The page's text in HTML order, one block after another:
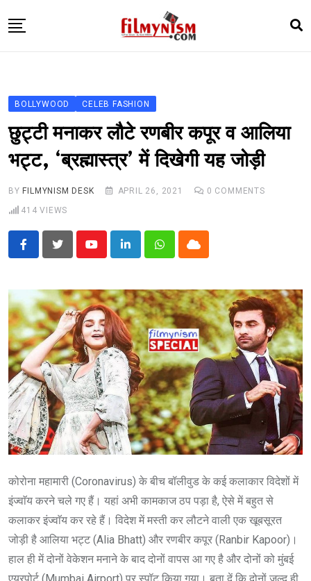
to
TELEVISION
BHOJPURI
NEWS ABTAK
STARRY SIDES
BOLLYWOOD CELEB FASHION
छुट्टी मनाकर लौटे रणबीर कपूर व आलिया
भट्ट, ‘ब्रह्मास्त्र’ में दिखेगी यह जोड़ी
BY FILMYNISM DESK APRIL 26, 2021 0 COMMENTS
414 VIEWS
YoutubeLinkedInWhatsappCloud
कोरोना महामारी (Coronavirus) के बीच बॉलीवुड के कई कलाकार विदेशों में
इंज्वाॅय करने चले गए हैं। यहां अभी कामकाज ठप पड़ा है, ऐसे में बहुत से
कलाकर इंज्वाॅय कर रहे हैं। विदेश में मस्ती कर लौटने वाली एक खूबसूरत
जोड़ी है आलिया भट्ट (Alia Bhatt) और रणबीर कपूर (Ranbir Kapoor)।
हाल ही में दोनों वेकेशन मनाने के बाद दोनों वापस आ गए है और दोनों को मुंबई
एयरपोर्ट (Mumbai Airport) पर स्पॉट किया गया। बता दें कि दोनों जल्द ही